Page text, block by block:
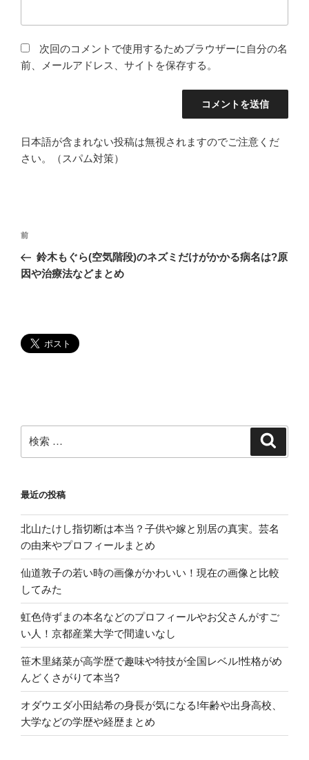
次回のコメントで使用するためブラウザーに自分の名
前、メールアドレス、サイトを保存する。
日本語が含まれない投稿は無視されますのでご注意くだ
さい。（スパム対策）
投
ナ
シ
過
去
の
前
鈴木もぐら(空気階段)のネズミだけがかかる病名は?原
因や治療法などまとめ
検
索:
最近の投稿
北山たけし指切断は本当？子供や嫁と別居の真実。芸名
の由来やプロフィールまとめ
仙道敦子の若い時の画像がかわいい！現在の画像と比較
してみた
虹色侍ずまの本名などのプロフィールやお父さんがすご
い人！京都産業大学で間違いなし
笹木里緒菜が高学歴で趣味や特技が全国レベル!性格がめ
んどくさがりて本当?
オダウエダ小田結希の身長が気になる!年齢や出身高校、
大学などの学歴や経歴まとめ